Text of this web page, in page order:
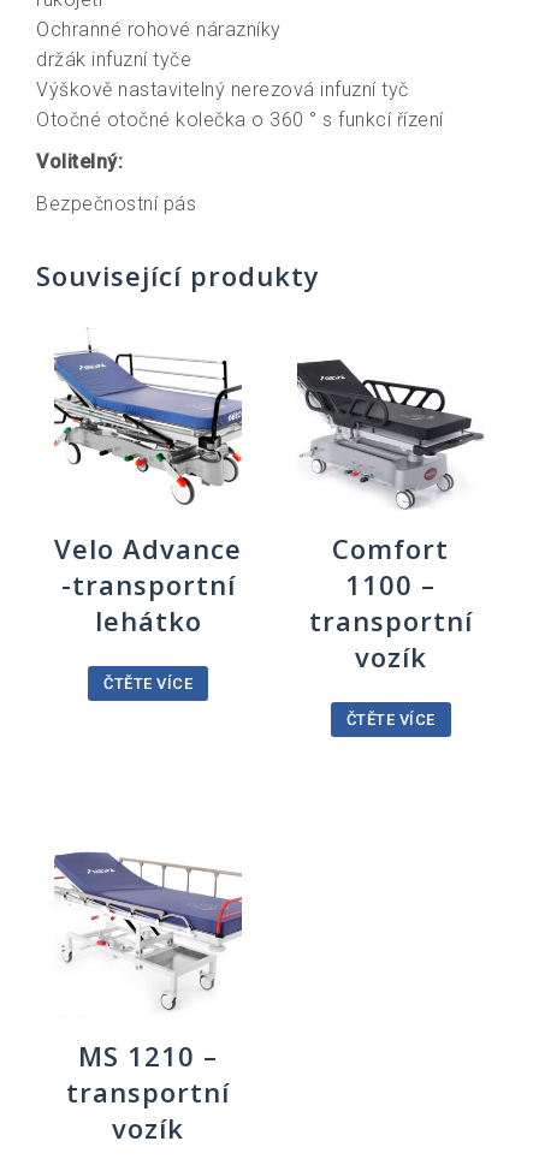
Ochranné rohové nárazníky
držák infuzní tyče
Výškově nastavitelný nerezová infuzní tyč
Otočné otočné kolečka o 360 ° s funkcí řízení
Volitelný:
Bezpečnostní pás
Související produkty
Velo Advance
-transportní
lehátko
ČTĚTE VÍCE
Comfort
1100 –
transportní
vozík
ČTĚTE VÍCE
MS 1210 –
transportní
vozík